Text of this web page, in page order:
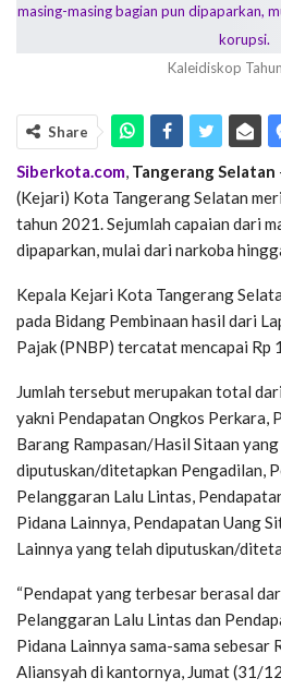
Kaleidiskop
Share
Siberkota.com, Tangerang Selatan
(Kejari) Kota Tangerang Selatan
tahun 2021. Sejumlah capaian dari
dipaparkan, mulai dari narkoba
Kepala Kejari Kota Tangerang
pada Bidang Pembinaan hasil dari
Pajak (PNBP) tercatat mencapai Rp
Jumlah tersebut merupakan total
yakni Pendapatan Ongkos Perkara,
Barang Rampasan/Hasil Sitaan
diputuskan/ditetapkan Pengadilan,
Pelanggaran Lalu Lintas,
Pidana Lainnya, Pendapatan Uang
Lainnya yang telah diputuskan/
“Pendapat yang terbesar berasal
Pelanggaran Lalu Lintas dan
Pidana Lainnya sama-sama sebesar
Aliansyah di kantornya, Jumat (31/